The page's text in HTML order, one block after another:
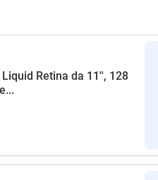
Retina da 11'', 128